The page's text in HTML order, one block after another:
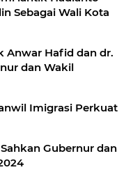
Sebagai Wali Kota
Anwar Hafid dan dr.
dan Wakil
Imigrasi Perkuat
Gubernur dan